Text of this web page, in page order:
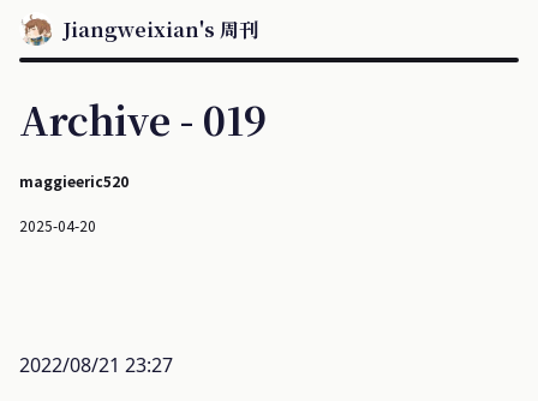
Jiangweixian's 周刊
Archive - 019
maggieeric520
2025-04-20
2022/08/21 23:27